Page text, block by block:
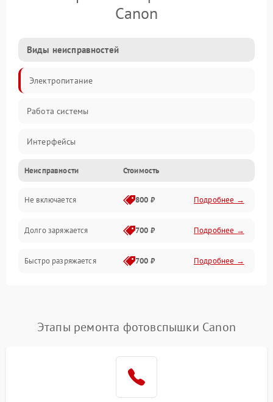
Canon
Виды неисправностей
Электропитание
Работа системы
Интерфейсы
Электронные компоненты
Корпус/Герметичность
Неисправности Стоимость
Не включается 800 ₽ Подробнее →
Долго заряжается 700 ₽ Подробнее →
Быстро разряжается 700 ₽ Подробнее →
Этапы ремонта фотовспышки Canon